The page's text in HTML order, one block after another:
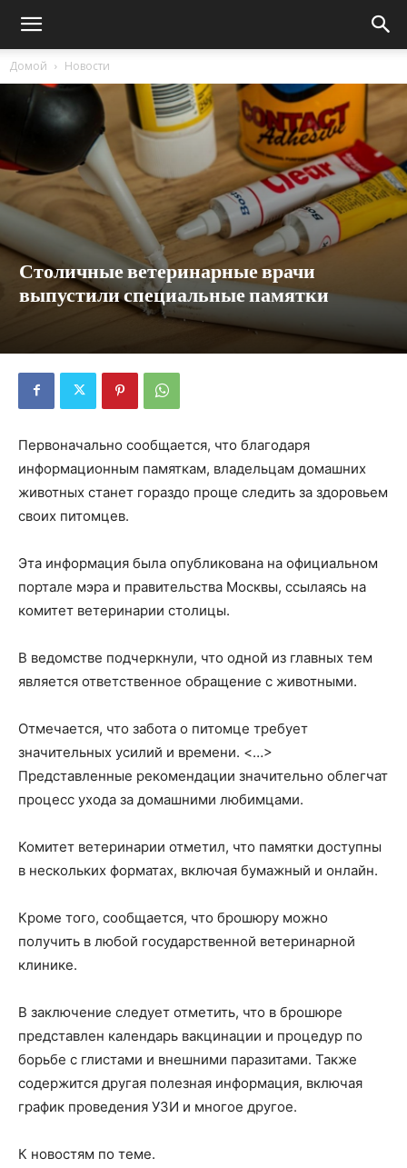
Домой Новости
Столичные ветеринарные врачи
выпустили специальные памятки
Первоначально сообщается, что благодаря
информационным памяткам, владельцам домашних
животных станет гораздо проще следить за здоровьем
своих питомцев.
Эта информация была опубликована на официальном
портале мэра и правительства Москвы, ссылаясь на
комитет ветеринарии столицы.
В ведомстве подчеркнули, что одной из главных тем
является ответственное обращение с животными.
Отмечается, что забота о питомце требует
значительных усилий и времени. <…>
Представленные рекомендации значительно облегчат
процесс ухода за домашними любимцами.
Комитет ветеринарии отметил, что памятки доступны
в нескольких форматах, включая бумажный и онлайн.
Кроме того, сообщается, что брошюру можно
получить в любой государственной ветеринарной
клинике.
В заключение следует отметить, что в брошюре
представлен календарь вакцинации и процедур по
борьбе с глистами и внешними паразитами. Также
содержится другая полезная информация, включая
график проведения УЗИ и многое другое.
К новостям по теме.